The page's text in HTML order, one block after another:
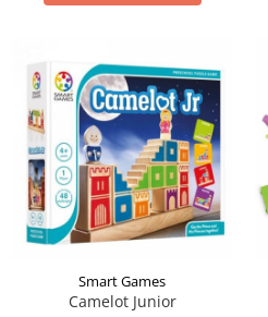
Smart Games
Camelot Junior